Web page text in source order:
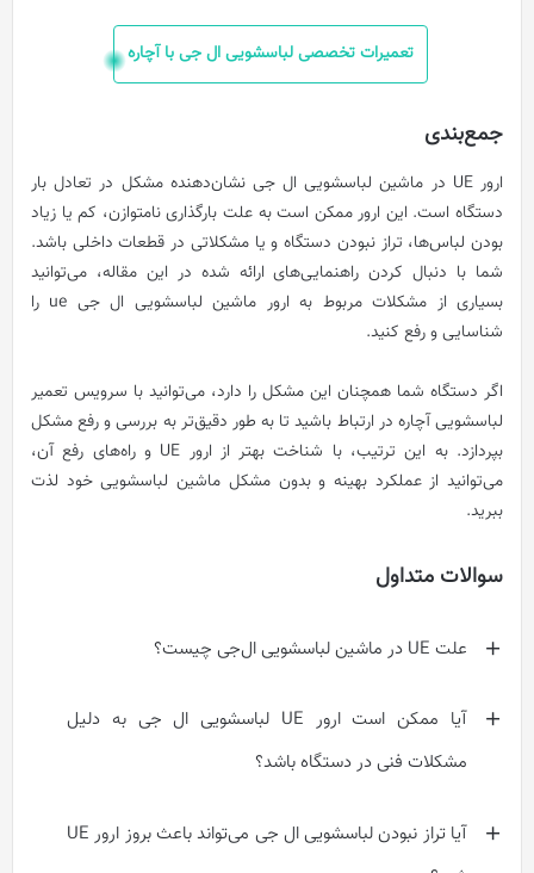
تعمیرات تخصصی لباسشویی ال جی با آچاره
جمع‌بندی
ارور UE در ماشین لباسشویی ال جی نشان‌دهنده مشکل در تعادل بار
دستگاه است. این ارور ممکن است به علت بارگذاری نامتوازن، کم یا زیاد
بودن لباس‌ها، تراز نبودن دستگاه و یا مشکلاتی در قطعات داخلی باشد.
شما با دنبال کردن راهنمایی‌های ارائه شده در این مقاله، می‌توانید
بسیاری از مشکلات مربوط به ارور ماشین لباسشویی ال جی ue را
شناسایی و رفع کنید.
اگر دستگاه شما همچنان این مشکل را دارد، می‌توانید با سرویس تعمیر
لباسشویی آچاره در ارتباط باشید تا به طور دقیق‌تر به بررسی و رفع مشکل
بپردازد. به این ترتیب، با شناخت بهتر از ارور UE و راه‌های رفع آن،
می‌توانید از عملکرد بهینه و بدون مشکل ماشین لباسشویی خود لذت
ببرید.
سوالات متداول
علت UE در ماشین لباسشویی ال‌جی چیست؟
آیا ممکن است ارور UE لباسشویی ال جی به دلیل
مشکلات فنی در دستگاه باشد؟
آیا تراز نبودن لباسشویی ال جی می‌تواند باعث بروز ارور UE